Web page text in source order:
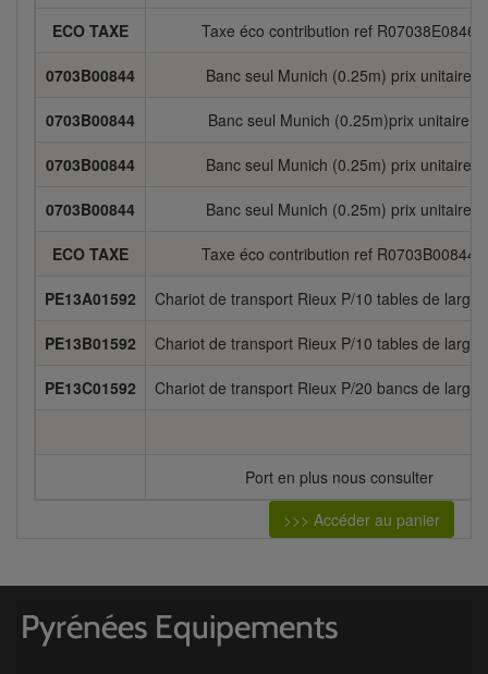
ECO TAXE Taxe éco contribution ref R07038E0846
0703B00844 Banc seul Munich (0.25m) prix unitaire
0703B00844 Banc seul Munich (0.25m)prix unitaire
0703B00844 Banc seul Munich (0.25m) prix unitaire
0703B00844 Banc seul Munich (0.25m) prix unitaire
ECO TAXE Taxe éco contribution ref R0703B00844
PE13A01592 Chariot de transport Rieux P/10 tables de larg.
PE13B01592 Chariot de transport Rieux P/10 tables de larg.
PE13C01592 Chariot de transport Rieux P/20 bancs de larg.
Port en plus nous consulter
>>> Accéder au panier